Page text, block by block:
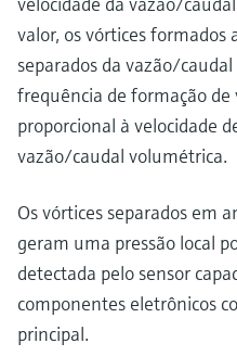
valor, os vórtices formados
separados da vazão/
frequência de formação
proporcional à velocidade
vazão/caudal volumétrica.
Os vórtices separados em
geram uma pressão local
detectada pelo sensor
componentes eletrônicos
principal.